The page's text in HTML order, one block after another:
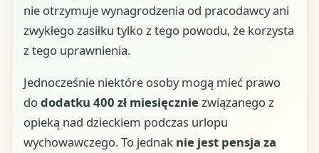
nie otrzymuje wynagrodzenia od pracodawcy ani
zwykłego zasiłku tylko z tego powodu, że korzysta
z tego uprawnienia.
Jednocześnie niektóre osoby mogą mieć prawo
dododatku 400 zł miesięcznie związanego z
opieką nad dzieckiem podczas urlopu
wychowawczego. To jednak nie jest pensja za